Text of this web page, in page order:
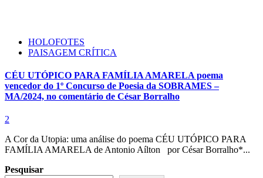
HOLOFOTES
PAISAGEM CRÍTICA
CÉU UTÓPICO PARA FAMÍLIA AMARELA poema
vencedor do 1º Concurso de Poesia da SOBRAMES –
MA/2024, no comentário de César Borralho
2
A Cor da Utopia: uma análise do poema CÉU UTÓPICO PARA
FAMÍLIA AMARELA de Antonio Aílton por César Borralho*...
Pesquisar